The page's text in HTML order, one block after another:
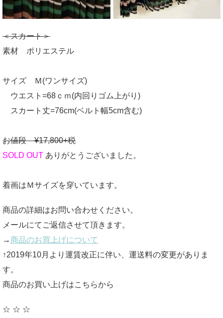
＜スカート＞
素材 ポリエステル
サイズ Ｍ(ワンサイズ)
ウエスト=68ｃｍ(内回りゴム上がり)
スカート丈=76cm(ベルト幅5cm含む)
お値段 ¥17,800+税
SOLD OUT ありがとうございました。
着画はＭサイズを穿いています。
商品の詳細はお問い合わせください。
メールにてご返信させて頂きます。
→商品のお買上げについて
↑2019年10月より運賃改正に伴い、運送料の変更がありま
す。
商品のお買い上げはこちらから
☆ ☆ ☆